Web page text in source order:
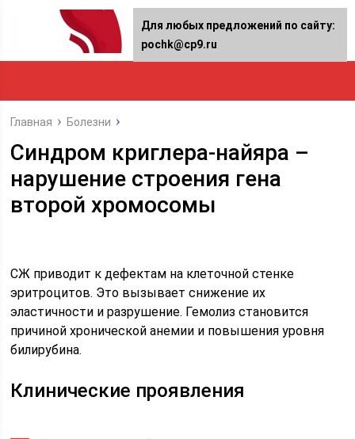
Главная Болезни
Синдром криглера-найяра –
нарушение строения гена
второй хромосомы
СЖ приводит к дефектам на клеточной стенке
эритроцитов. Это вызывает снижение их
эластичности и разрушение. Гемолиз становится
причиной хронической анемии и повышения уровня
билирубина.
Клинические проявления
Для любых предложений по сайту:
pochk@cp9.ru